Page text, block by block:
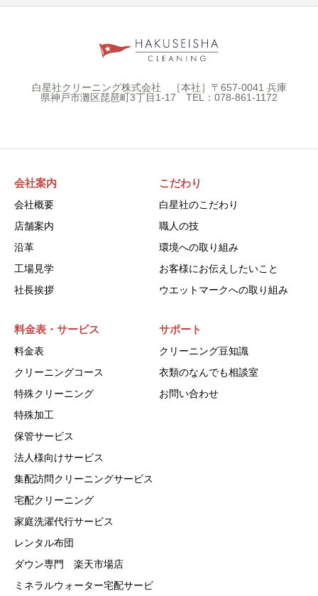
白星社クリーニング株式会社 ［本社］〒657-0041 兵庫
県神戸市灘区琵琶町3丁目1-17 TEL：078-861-1172
会社案内
会社概要
店舗案内
沿革
工場見学
社長挨拶
こだわり
白星社のこだわり
職人の技
環境への取り組み
お客様にお伝えしたいこと
ウエットマークへの取り組み
料金表・サービス
料金表
クリーニングコース
特殊クリーニング
特殊加工
保管サービス
法人様向けサービス
集配訪問クリーニングサービス
宅配クリーニング
家庭洗濯代行サービス
レンタル布団
ダウン専門 楽天市場店
ミネラルウォーター宅配サービ
サポート
クリーニング豆知識
衣類のなんでも相談室
お問い合わせ